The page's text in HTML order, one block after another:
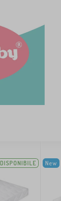
DISPONIBILE New